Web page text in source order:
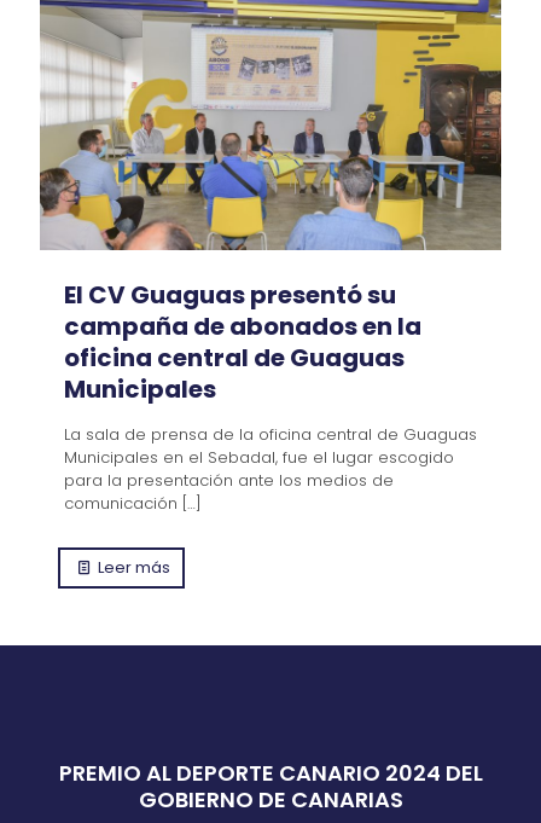
El CV Guaguas presentó su
campaña de abonados en la
oficina central de Guaguas
Municipales
La sala de prensa de la oficina central de Guaguas
Municipales en el Sebadal, fue el lugar escogido
para la presentación ante los medios de
comunicación […]
Leer más
PREMIO AL DEPORTE CANARIO 2024 DEL
GOBIERNO DE CANARIAS